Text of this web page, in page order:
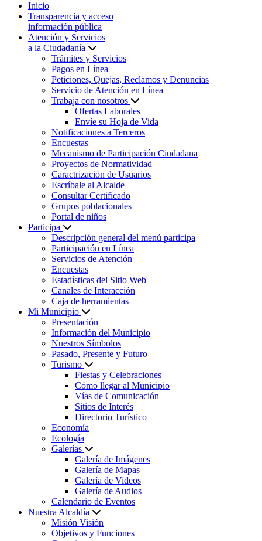
Inicio
Transparencia y acceso
información pública
Atención y Servicios
a la Ciudadanía
Trámites y Servicios
Pagos en Línea
Peticiones, Quejas, Reclamos y Denuncias
Servicio de Atención en Línea
Trabaja con nosotros
Ofertas Laborales
Envíe su Hoja de Vida
Notificaciones a Terceros
Encuestas
Mecanismo de Participación Ciudadana
Proyectos de Normatividad
Caractrización de Usuarios
Escríbale al Alcalde
Consultar Certificado
Grupos poblacionales
Portal de niños
Participa
Descripción general del menú participa
Participación en Línea
Servicios de Atención
Encuestas
Estadísticas del Sitio Web
Canales de Interacción
Caja de herramientas
Mi Municipio
Presentación
Información del Municipio
Nuestros Símbolos
Pasado, Presente y Futuro
Turismo
Fiestas y Celebraciones
Cómo llegar al Municipio
Vías de Comunicación
Sitios de Interés
Directorio Turístico
Economía
Ecología
Galerías
Galería de Imágenes
Galería de Mapas
Galería de Videos
Galería de Audios
Calendario de Eventos
Nuestra Alcaldía
Misión Visión
Objetivos y Funciones